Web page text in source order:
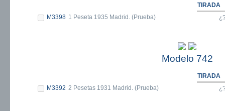
TIRADA
M3398 1 Peseta 1935 Madrid. (Prueba)
Modelo 742
TIRADA
M3392 2 Pesetas 1931 Madrid. (Prueba)